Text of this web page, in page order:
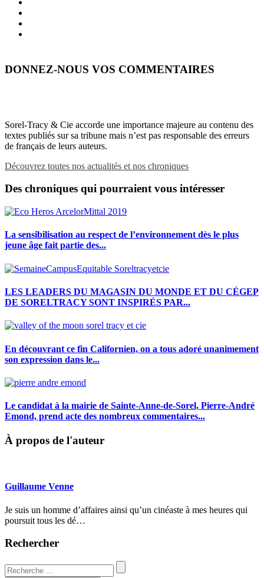
DONNEZ-NOUS VOS COMMENTAIRES
Sorel-Tracy & Cie accorde une importance majeure au contenu des
textes publiés sur sa tribune mais n’est pas responsable des erreurs
de français de leurs auteurs.
Découvrez toutes nos actualités et nos chroniques
Des chroniques qui pourraient vous intéresser
La sensibilisation au respect de l’environnement dès le plus
jeune âge fait partie des...
LES LEADERS DU MAGASIN DU MONDE ET DU CÉGEP
DE SORELTRACY SONT INSPIRÉS PAR...
En découvrant ce fin Californien, on a tous adoré unanimement
son expression dans le...
Le candidat à la mairie de Sainte-Anne-de-Sorel, Pierre-André
Emond, prend acte des nombreux commentaires...
À propos de l'auteur
Guillaume Venne
Je suis un homme d’affaires ainsi qu’un cinéaste à mes heures qui
poursuit tous les dé…
Rechercher